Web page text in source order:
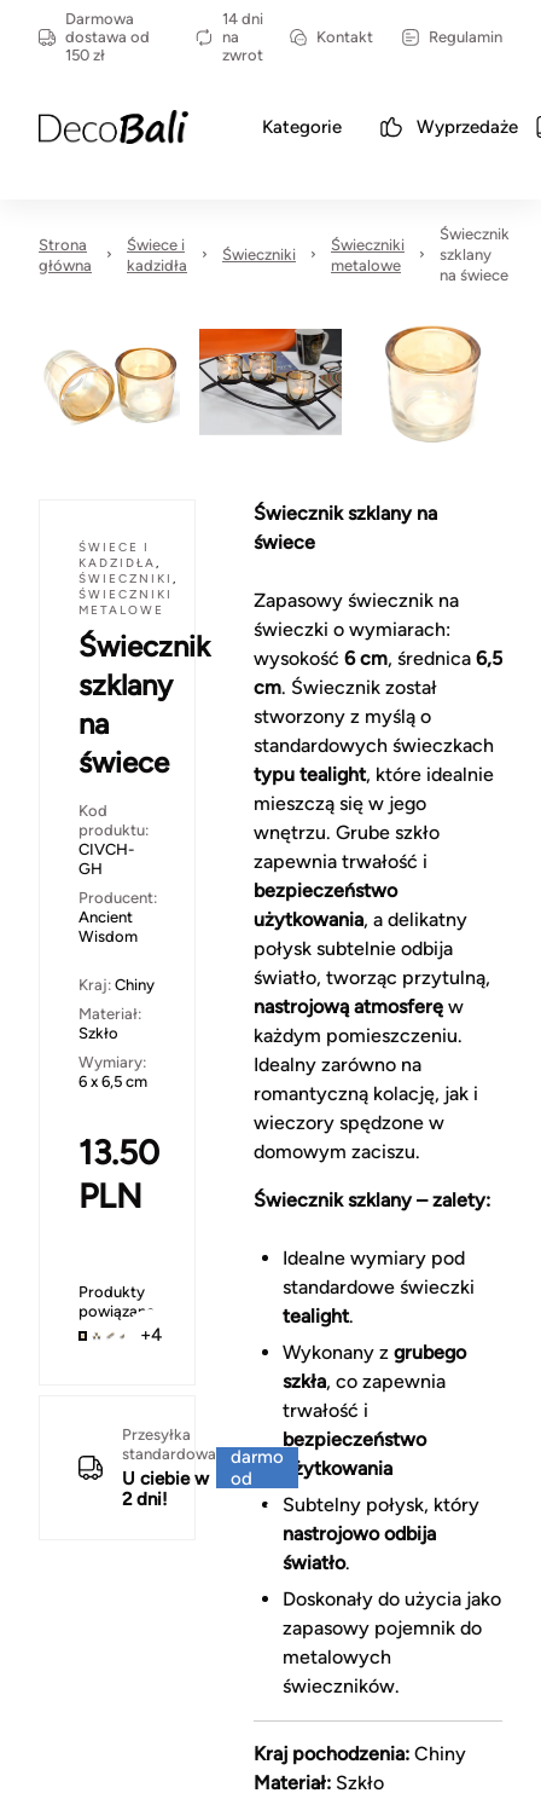
Darmowa
dostawa od
150 zł
14 dni
na
zwrot
Kontakt Regulamin
Kategorie Wyprzedaże
Strona
główna
Świece i
kadzidła
Świeczniki
Świeczniki
metalowe
Świecznik
szklany
na świece
ŚWIECE I
KADZIDŁA,
ŚWIECZNIKI ,
ŚWIECZNIKI
METALOWE
Świecznik
szklany
na
świece
Kod
produktu:
CIVCH-
GH
Producent:
Ancient
Wisdom
Kraj: Chiny
Materiał:
Szkło
Wymiary:
6 x 6,5 cm
13.50
PLN
Produkty
powiązane
+4
Przesyłka
standardowa
U ciebie w
2 dni!
darmo
od
150 zł
Świecznik szklany na
świece
Zapasowy świecznik na
świeczki o wymiarach:
wysokość 6 cm, średnica 6,5
cm. Świecznik został
stworzony z myślą o
standardowych świeczkach
typu tealight, które idealnie
mieszczą się w jego
wnętrzu. Grube szkło
zapewnia trwałość i
bezpieczeństwo
użytkowania, a delikatny
połysk subtelnie odbija
światło, tworząc przytulną,
nastrojową atmosferęw
każdym pomieszczeniu.
Idealny zarówno na
romantyczną kolację, jak i
wieczory spędzone w
domowym zaciszu.
Świecznik szklany – zalety:
Idealne wymiary pod
standardowe świeczki
tealight.
Wykonany z grubego
szkła, co zapewnia
trwałość i
bezpieczeństwo
użytkowania
Subtelny połysk, który
nastrojowo odbija
światło.
Doskonały do użycia jako
zapasowy pojemnik do
metalowych
świeczników.
Kraj pochodzenia:Chiny
Materiał:Szkło